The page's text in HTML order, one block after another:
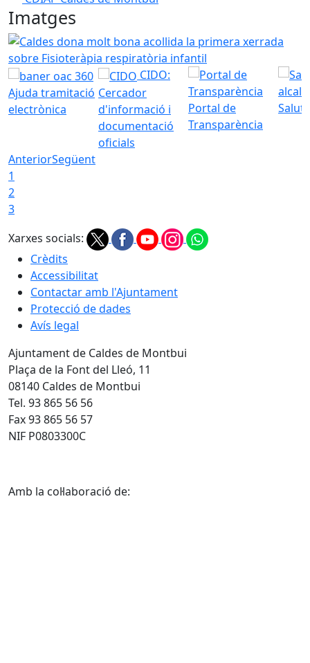
Imatges
Caldes dona molt bona acollida la primera xerrada
Ajuda tramitació
electrònica
CIDO:
Cercador
d'informació i
documentació
oficials
Portal de
Transparència
AnteriorSegüent
1
2
3
Xarxes socials:
Crèdits
Accessibilitat
Contactar amb l'Ajuntament
Protecció de dades
Avís legal
Ajuntament de Caldes de Montbui
Plaça de la Font del Lleó, 11
08140 Caldes de Montbui
Tel. 93 865 56 56
Fax 93 865 56 57
NIF P0803300C
Amb la col·laboració de: